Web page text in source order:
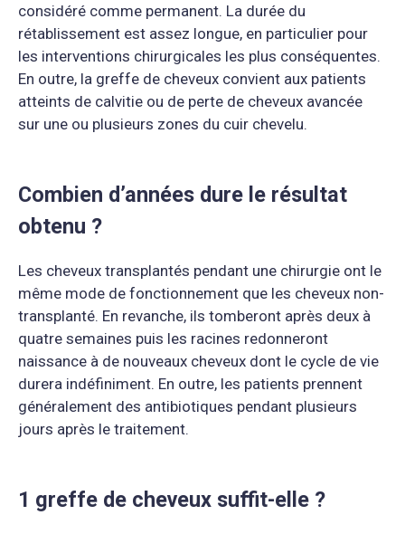
considéré comme permanent. La durée du
rétablissement est assez longue, en particulier pour
les interventions chirurgicales les plus conséquentes.
En outre, la greffe de cheveux convient aux patients
atteints de calvitie ou de perte de cheveux avancée
sur une ou plusieurs zones du cuir chevelu.
Combien d’années dure le résultat
obtenu ?
Les cheveux transplantés pendant une chirurgie ont le
même mode de fonctionnement que les cheveux non-
transplanté. En revanche, ils tomberont après deux à
quatre semaines puis les racines redonneront
naissance à de nouveaux cheveux dont le cycle de vie
durera indéfiniment. En outre, les patients prennent
généralement des antibiotiques pendant plusieurs
jours après le traitement.
1 greffe de cheveux suffit-elle ?